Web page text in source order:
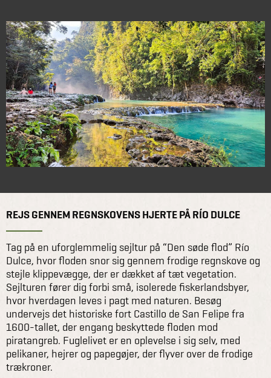
REJS GENNEM REGNSKOVENS HJERTE PÅ RÍO DULCE
Tag på en uforglemmelig sejltur på “Den søde flod” Río
Dulce, hvor floden snor sig gennem frodige regnskove og
stejle klippevægge, der er dækket af tæt vegetation.
Sejlturen fører dig forbi små, isolerede fiskerlandsbyer,
hvor hverdagen leves i pagt med naturen. Besøg
undervejs det historiske fort Castillo de San Felipe fra
1600-tallet, der engang beskyttede floden mod
piratangreb. Fuglelivet er en oplevelse i sig selv, med
pelikaner, hejrer og papegøjer, der flyver over de frodige
trækroner.